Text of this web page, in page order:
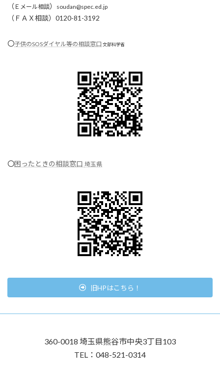
（ Ｅメール相談） soudan@spec.ed.jp
（ ＦＡＸ相談）0120-81-3192
〇子供のSOSダイヤル等の相談窓口 文部科学省
〇困ったときの相談窓口 埼玉県
旧HPはこちら！
360-0018 埼玉県熊谷市中央3丁目103
TEL：048-521-0314